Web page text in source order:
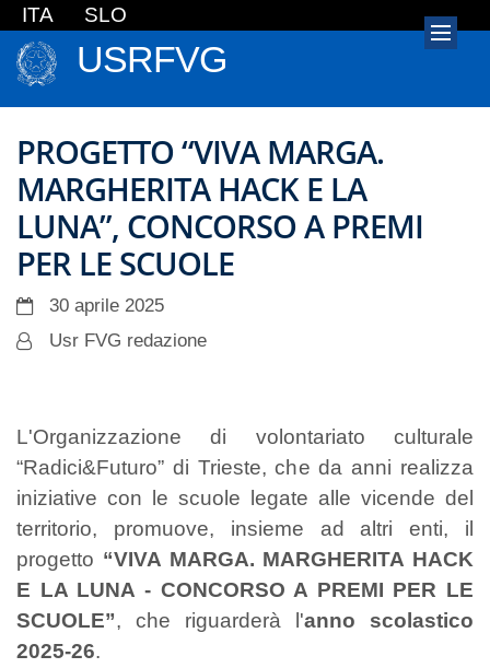
ITA SLO
USRFVG
PROGETTO “VIVA MARGA.
MARGHERITA HACK E LA
LUNA”, CONCORSO A PREMI
PER LE SCUOLE
30 aprile 2025
Usr FVG redazione
L'Organizzazione di volontariato culturale
“Radici&Futuro” di Trieste, che da anni realizza
iniziative con le scuole legate alle vicende del
territorio, promuove, insieme ad altri enti, il
progetto “VIVA MARGA. MARGHERITA HACK
E LA LUNA - CONCORSO A PREMI PER LE
SCUOLE”, che riguarderà l'anno scolastico
2025-26.